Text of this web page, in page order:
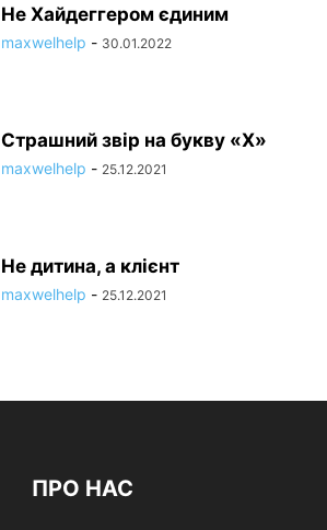
Не Хайдеггером єдиним
maxwelhelp - 30.01.2022
Страшний звір на букву «Х»
maxwelhelp - 25.12.2021
Не дитина, а клієнт
maxwelhelp - 25.12.2021
ПРО НАС